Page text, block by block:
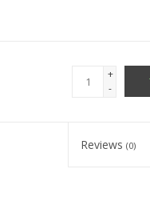
+
-
Reviews(0)